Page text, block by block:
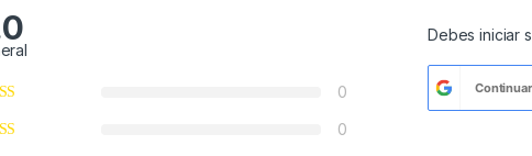
0
0
Debesiniciar